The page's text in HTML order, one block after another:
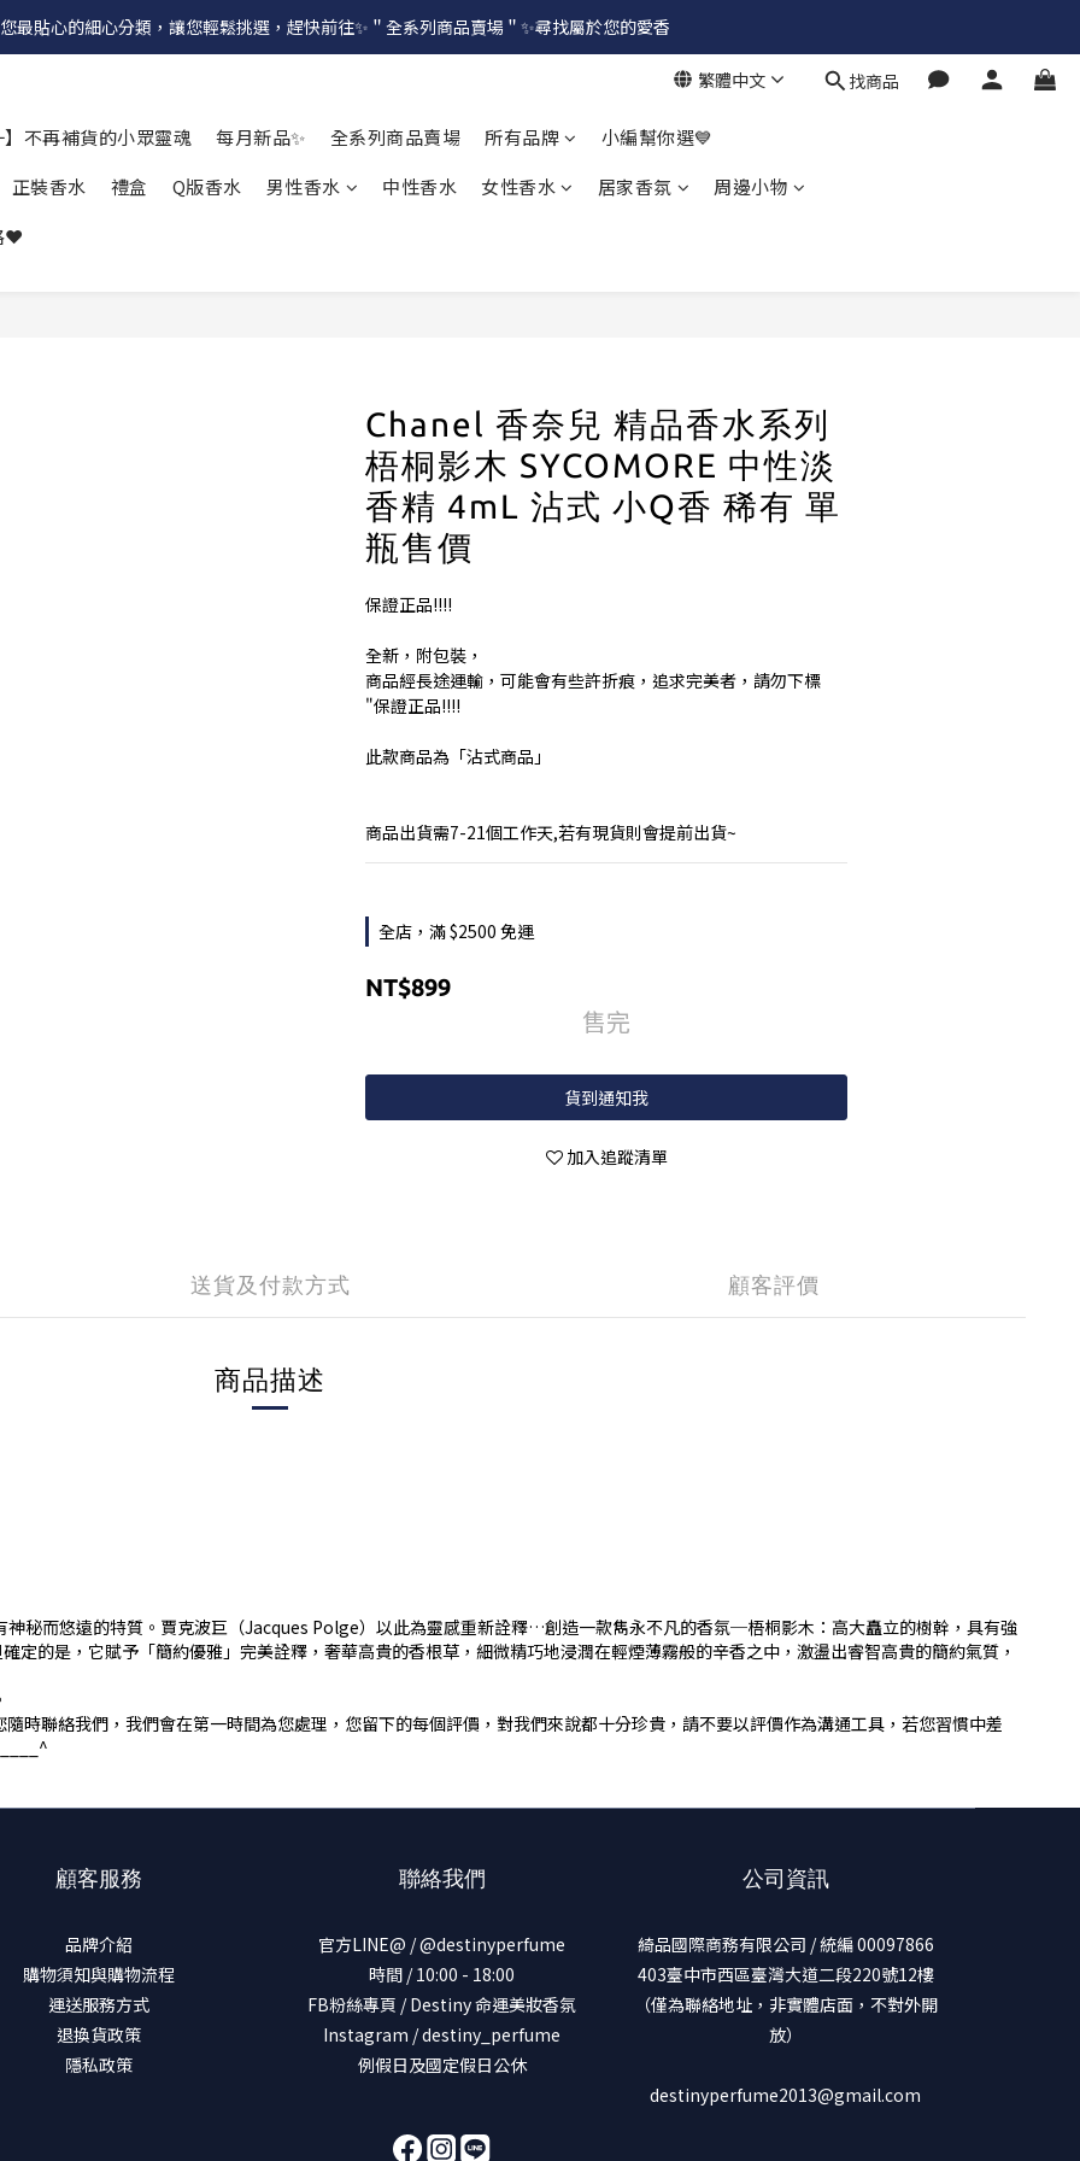
最貼心的細心分類，讓您輕鬆挑選，趕快前往✨＂全系列商品賣場＂✨尋找屬於您的愛香
繁體中文 找商品
不再補貨的小眾靈魂 每月新品✨ 全系列商品賣場 所有品牌
小編幫你選💙
正裝香水
禮盒 Q版香水 男性香水 中性香水 女性香水 居家香氛
周邊小物
❤️
Chanel 香奈兒 精品香水系列
梧桐影木 SYCOMORE 中性淡
香精 4mL 沾式 小Q香 稀有 單
瓶售價
保證正品!!!!
全新，附包裝，
商品經長途運輸，可能會有些許折痕，追求完美者，請勿下標
"保證正品!!!!
此款商品為「沾式商品」
商品出貨需7-21個工作天,若有現貨則會提前出貨~
全店，滿 $2500 免運
NT$899
售完
貨到通知我
加入追蹤清單
送貨及付款方式 顧客評價
商品描述
秘而悠遠的特質。賈克波巨（Jacques Polge）以此為靈感重新詮釋…創造一款雋永不凡的香氛─梧桐影木：高大矗立的樹幹，具有強
定的是，它賦予「簡約優雅」完美詮釋，奢華高貴的香根草，細微精巧地浸潤在輕煙薄霧般的辛香之中，激盪出睿智高貴的簡約氣質，
時聯絡我們，我們會在第一時間為您處理，您留下的每個評價，對我們來說都十分珍貴，請不要以評價作為溝通工具，若您習慣中差
顧客服務
品牌介紹
購物須知與購物流程
運送服務方式
退換貨政策
隱私政策
聯絡我們
官方LINE@ / @destinyperfume
時間 / 10:00 - 18:00
FB粉絲專頁 / Destiny 命運美妝香氛
Instagram / destiny_perfume
例假日及國定假日公休
公司資訊
綺品國際商務有限公司 / 統編 00097866
403臺中市西區臺灣大道二段220號12樓
（僅為聯絡地址，非實體店面，不對外開
放）
destinyperfume2013@gmail.com